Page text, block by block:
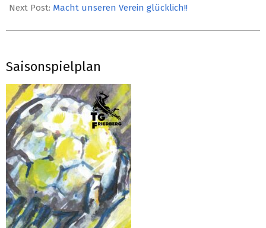
22
Next Post: Macht unseren Verein glücklich!!
Saisonspielplan